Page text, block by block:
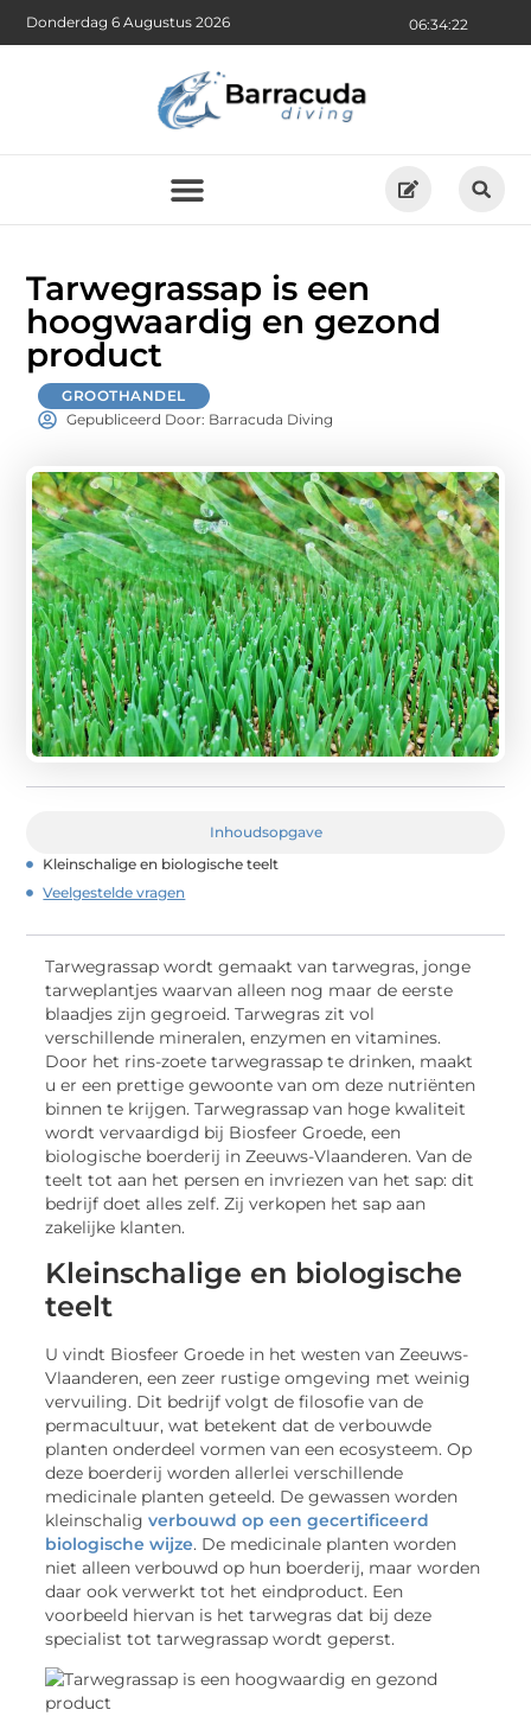
06:34:23
Donderdag 6 Augustus 2026
Tarwegrassap is een
hoogwaardig en gezond
product
GROOTHANDEL
Gepubliceerd Door: Barracuda Diving
Inhoudsopgave
Kleinschalige en biologische teelt
Veelgestelde vragen
Tarwegrassap wordt gemaakt van tarwegras, jonge
tarweplantjes waarvan alleen nog maar de eerste
blaadjes zijn gegroeid. Tarwegras zit vol
verschillende mineralen, enzymen en vitamines.
Door het rins-zoete tarwegrassap te drinken, maakt
u er een prettige gewoonte van om deze nutriënten
binnen te krijgen. Tarwegrassap van hoge kwaliteit
wordt vervaardigd bij Biosfeer Groede, een
biologische boerderij in Zeeuws-Vlaanderen. Van de
teelt tot aan het persen en invriezen van het sap: dit
bedrijf doet alles zelf. Zij verkopen het sap aan
zakelijke klanten.
Kleinschalige en biologische
teelt
U vindt Biosfeer Groede in het westen van Zeeuws-
Vlaanderen, een zeer rustige omgeving met weinig
vervuiling. Dit bedrijf volgt de filosofie van de
permacultuur, wat betekent dat de verbouwde
planten onderdeel vormen van een ecosysteem. Op
deze boerderij worden allerlei verschillende
medicinale planten geteeld. De gewassen worden
kleinschaligverbouwd op een gecertificeerd
biologische wijze. De medicinale planten worden
niet alleen verbouwd op hun boerderij, maar worden
daar ook verwerkt tot het eindproduct. Een
voorbeeld hiervan is het tarwegras dat bij deze
specialist tot tarwegrassap wordt geperst.